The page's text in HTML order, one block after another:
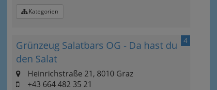
Kategorien
4
Grünzeug Salatbars OG - Da hast du
den Salat
Heinrichstraße 21, 8010 Graz
+43 664 482 35 21